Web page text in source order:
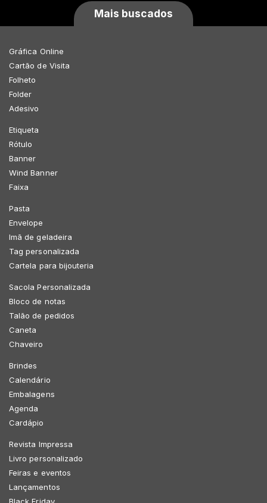
Mais buscados
Gráfica Online
Cartão de Visita
Folheto
Folder
Adesivo
Etiqueta
Rótulo
Banner
Wind Banner
Faixa
Pasta
Envelope
Imã de geladeira
Tag personalizada
Cartela para bijouteria
Sacola Personalizada
Bloco de notas
Talão de pedidos
Caneta
Chaveiro
Brindes
Calendário
Embalagens
Agenda
Cardápio
Revista Impressa
Livro personalizado
Feiras e eventos
Lançamentos
Black Friday